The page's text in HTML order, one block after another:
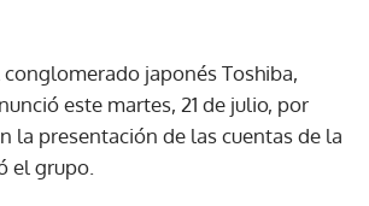
japonés Toshiba,
este martes, 21 de julio, por
la presentación de las cuentas de la
el grupo.